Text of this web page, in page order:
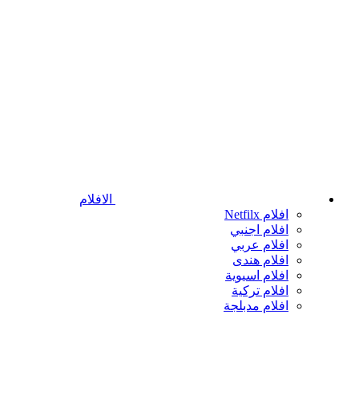
الافلام
افلام Netfilx
افلام اجنبي
افلام عربي
افلام هندى
افلام اسيوية
افلام تركية
افلام مدبلجة